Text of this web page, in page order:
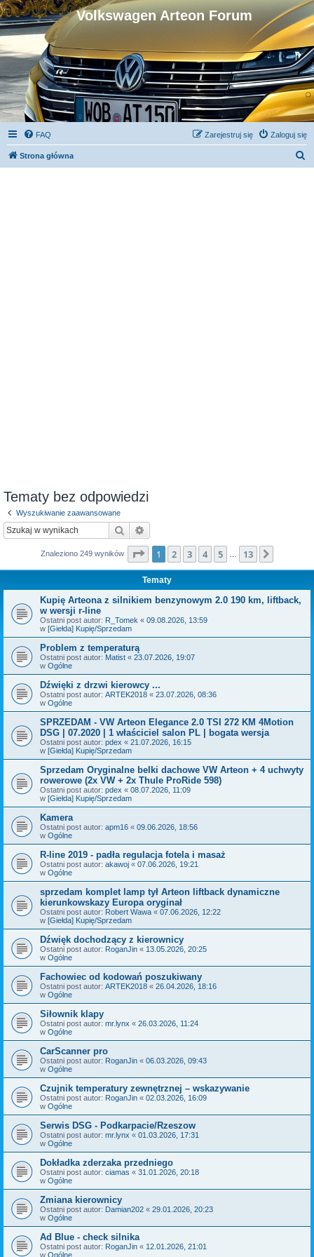
Volkswagen Arteon Forum
FAQ Zaloguj się
Zarejestruj się
Strona główna
Tematy bez odpowiedzi
Wyszukiwanie zaawansowane
Szukaj
Znaleziono 249 wyników Strona z13
1 2 3 4 5 13
Tematy
Kupię Arteona z silnikiem benzynowym 2.0 190 km, liftback,
w wersji r-line
Ostatni post autor: R_Tomek « 09.08.2026, 13:59
w [Giełda] Kupię/Sprzedam
Problem z temperaturą
Ostatni post autor: Matist « 23.07.2026, 19:07
w Ogólne
Dźwięki z drzwi kierowcy ...
Ostatni post autor: ARTEK2018 « 23.07.2026, 08:36
w Ogólne
SPRZEDAM - VW Arteon Elegance 2.0 TSI 272 KM 4Motion
DSG | 07.2020 | 1 właściciel salon PL | bogata wersja
Ostatni post autor: pdex « 21.07.2026, 16:15
w [Giełda] Kupię/Sprzedam
Sprzedam Oryginalne belki dachowe VW Arteon + 4 uchwyty
rowerowe (2x VW + 2x Thule ProRide 598)
Ostatni post autor: pdex « 08.07.2026, 11:09
w [Giełda] Kupię/Sprzedam
Kamera
Ostatni post autor: apm16 « 09.06.2026, 18:56
w Ogólne
R-line 2019 - padła regulacja fotela i masaż
Ostatni post autor: akawoj « 07.06.2026, 19:21
w Ogólne
sprzedam komplet lamp tył Arteon liftback dynamiczne
kierunkowskazy Europa oryginał
Ostatni post autor: Robert Wawa « 07.06.2026, 12:22
w [Giełda] Kupię/Sprzedam
Dźwięk dochodzący z kierownicy
Ostatni post autor: RoganJin « 13.05.2026, 20:25
w Ogólne
Fachowiec od kodowań poszukiwany
Ostatni post autor: ARTEK2018 « 26.04.2026, 18:16
w Ogólne
Siłownik klapy
Ostatni post autor: mr.lynx « 26.03.2026, 11:24
w Ogólne
CarScanner pro
Ostatni post autor: RoganJin « 06.03.2026, 09:43
w Ogólne
Czujnik temperatury zewnętrznej – wskazywanie
Ostatni post autor: RoganJin « 02.03.2026, 16:09
w Ogólne
Serwis DSG - Podkarpacie/Rzeszow
Ostatni post autor: mr.lynx « 01.03.2026, 17:31
w Ogólne
Dokładka zderzaka przedniego
Ostatni post autor: ciamas « 31.01.2026, 20:18
w Ogólne
Zmiana kierownicy
Ostatni post autor: Damian202 « 29.01.2026, 20:23
w Ogólne
Ad Blue - check silnika
Ostatni post autor: RoganJin « 12.01.2026, 21:01
w Ogólne